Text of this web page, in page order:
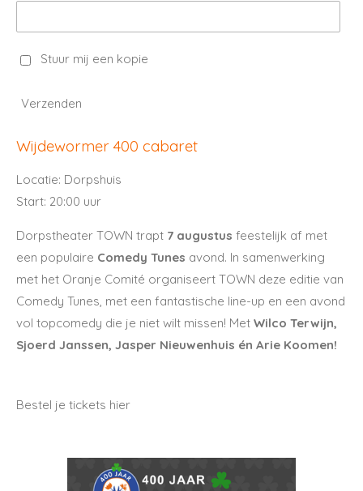
Stuur mij een kopie
Verzenden
Wijdewormer 400 cabaret
Locatie: Dorpshuis
Start: 20:00 uur
Dorpstheater TOWN trapt 7 augustus feestelijk af met
een populaire Comedy Tunes avond. In samenwerking
met het Oranje Comité organiseert TOWN deze editie van
Comedy Tunes, met een fantastische line-up en een avond
vol topcomedy die je niet wilt missen! Met Wilco Terwijn,
Sjoerd Janssen, Jasper Nieuwenhuis én Arie Koomen!
Bestel je tickets hier